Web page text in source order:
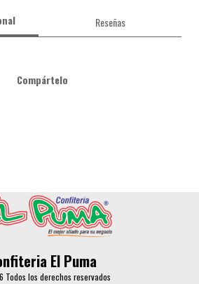
Reseñas
Compártelo
El Puma
los derechos reservados